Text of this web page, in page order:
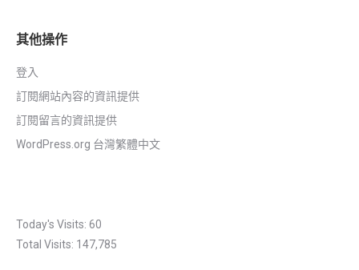
其他操作
登入
訂閱網站內容的資訊提供
訂閱留言的資訊提供
WordPress.org 台灣繁體中文
Today's Visits: 60
Total Visits: 147,785